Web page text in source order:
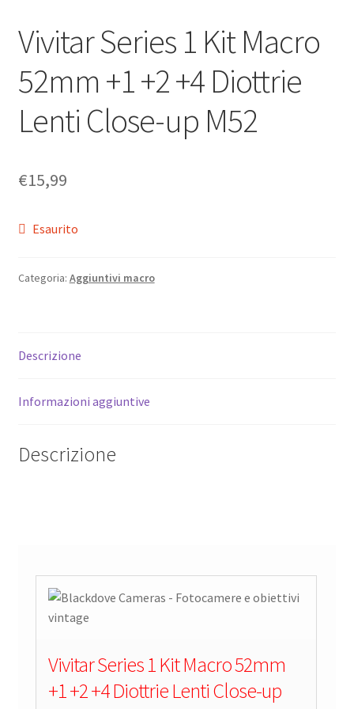
Vivitar Series 1 Kit Macro
52mm +1 +2 +4 Diottrie
Lenti Close-up M52
€15,99
Esaurito
Categoria: Aggiuntivi macro
Descrizione
Informazioni aggiuntive
Descrizione
Vivitar Series 1 Kit Macro 52mm
+1 +2 +4 Diottrie Lenti Close-up